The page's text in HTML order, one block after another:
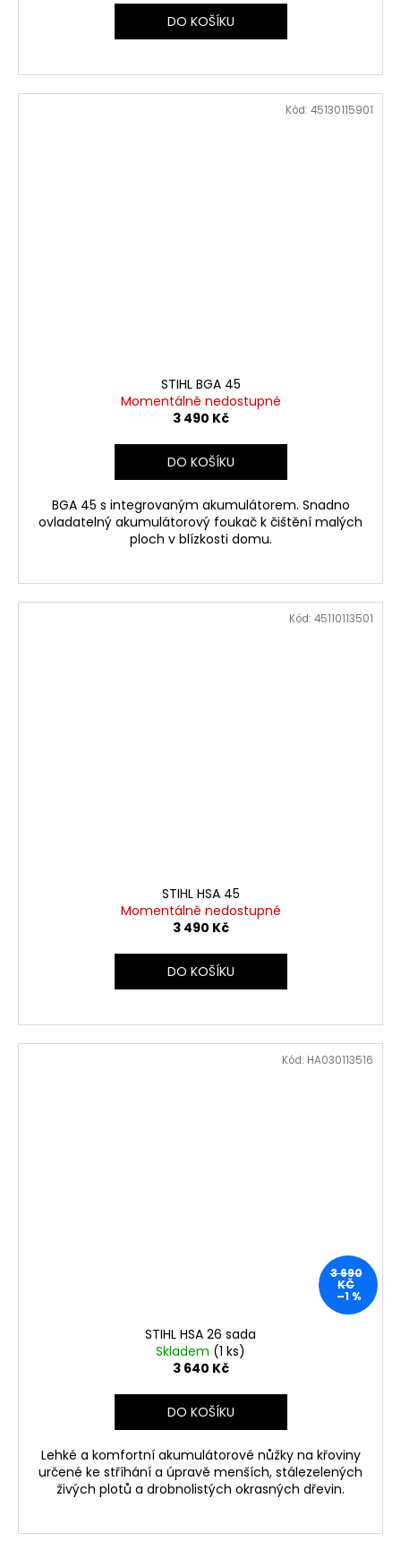
DO KOŠÍKU
STIHL BGA 45
Momentálně nedostupné
3 490 Kč
DO KOŠÍKU
BGA 45 s integrovaným akumulátorem. Snadno
ovladatelný akumulátorový foukač k čištění malých
ploch v blízkosti domu.
Kód: 45130115901
STIHL HSA 45
Momentálně nedostupné
3 490 Kč
DO KOŠÍKU
Kód: 45110113501
3 690
KČ
–1 %
STIHL HSA 26 sada
Skladem (1 ks)
3 640 Kč
DO KOŠÍKU
Lehké a komfortní akumulátorové nůžky na křoviny
určené ke stříhání a úpravě menších, stálezelených
živých plotů a drobnolistých okrasných dřevin.
Kód: HA030113516